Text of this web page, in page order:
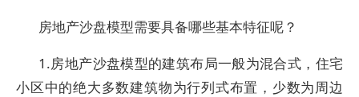
房地产沙盘模型需要具备哪些基本特征呢？
1.房地产沙盘模型的建筑布局一般为混合式，住宅
小区中的绝大多数建筑物为行列式布置，少数为周边